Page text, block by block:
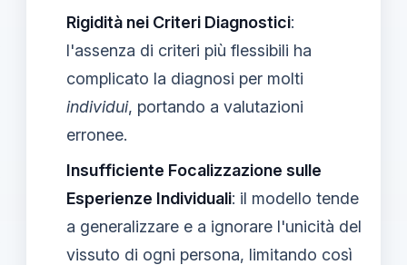
Rigidità nei Criteri Diagnostici:
l'assenza di criteri più flessibili ha
complicato la diagnosi per molti
individui, portando a valutazioni
erronee.
Insufficiente Focalizzazione sulle
Esperienze Individuali: il modello tende
a generalizzare e a ignorare l'unicità del
vissuto di ogni persona, limitando così